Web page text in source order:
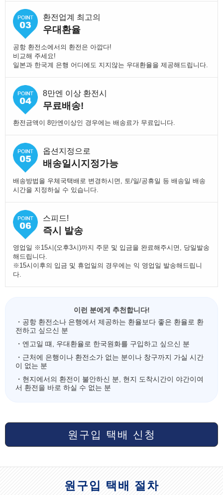
환전업계 최고의
우대환율
공항 환전소에서의 환전은 아깝다!
비교해 주세요!
일본과 한국계 은행 어디에도 지지않는 우대환율을 제공해드립니다.
8만엔 이상 환전시
무료배송!
환전금액이 8만엔이상인 경우에는 배송료가 무료입니다.
옵션지정으로
배송일시지정가능
배송방법을 우체국택배로 변경하시면, 토/일/공휴일 등 배송일 배송
시간을 지정하실 수 있습니다.
스피드!
즉시 발송
영업일 ※15시(오후3시)까지 주문 및 입금을 완료해주시면, 당일발송
해드립니다.
※15시이후의 입금 및 휴업일의 경우에는 익 영업일 발송해드립니
다.
이런 분에게 추천합니다!
・공항 환전소나 은행에서 제공하는 환율보다 좋은 환율로 환
전하고 싶으신 분
・엔고일 떄, 우대환율로 한국원화를 구입하고 싶으신 분
・근처에 은행이나 환전소가 없는 분이나 창구까지 가실 시간
이 없는 분
・현지에서의 환전이 불안하신 분, 현지 도착시간이 야간이여
서 환전을 바로 하실 수 없는 분
원구입 택배 신청
원구입 택배 절차